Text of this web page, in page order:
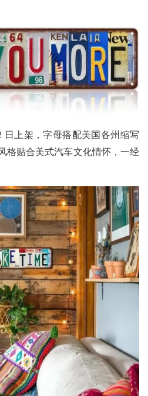
日上架，字母搭配美国各州缩写
格贴合美式汽车文化情怀，一经